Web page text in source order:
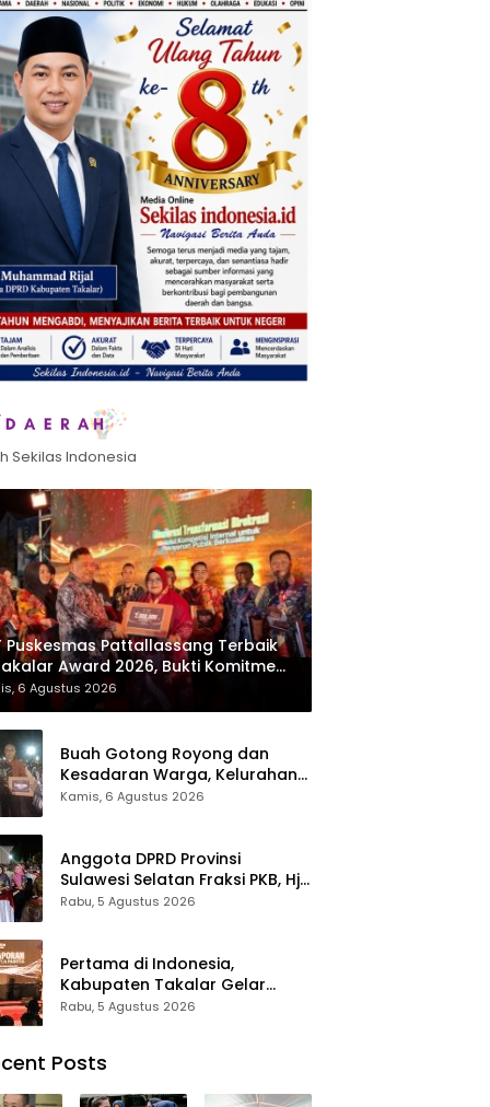
Sekilas Indonesia
Puskesmas Pattallassang Terbaik
Award 2026, Bukti Komitmen
Pelayanan Kesehatan
6 Agustus 2026
Buah Gotong Royong dan
Kesadaran Warga, Kelurahan
Patte’ne Menjadi Bintang
Kamis, 6 Agustus 2026
Anggota DPRD Provinsi
Sulawesi Selatan Fraksi PKB, Hj.
Fadilah Fahriana Hadiri Dan
Pengabdian Melalui Malam
Apresiasi dan Inovasi Award
2026
Rabu, 5 Agustus 2026
Pertama di Indonesia,
Kabupaten Takalar Gelar
Malam Apresiasi dan Inovasi
Publik Berprestasi
Rabu, 5 Agustus 2026
Posts